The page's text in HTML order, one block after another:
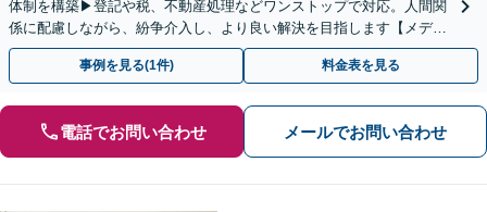
体制を構築▶︎登記や税、不動産処理などワンストップで対応。人間関
係に配慮しながら、紛争介入し、より良い解決を目指します【メディ
ア出演実績多数】【西11丁目駅直結】
事例を見る(1件) 料金表を見る
電話でお問い合わせ メールでお問い合わせ